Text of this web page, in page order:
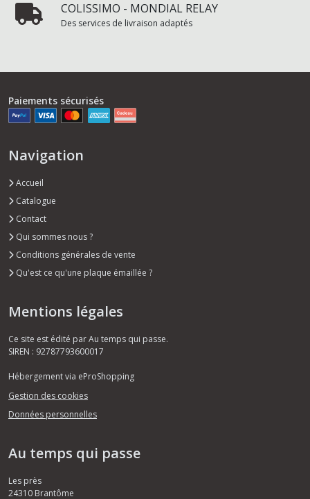
COLISSIMO - MONDIAL RELAY
Des services de livraison adaptés
Paiements sécurisés
Navigation
Accueil
Catalogue
Contact
Qui sommes nous ?
Conditions générales de vente
Qu'est ce qu'une plaque émaillée ?
Mentions légales
Ce site est édité par Au temps qui passe.
SIREN : 92787793600017
Hébergement via eProShopping
Gestion des cookies
Données personnelles
Au temps qui passe
Les près
24310 Brantôme